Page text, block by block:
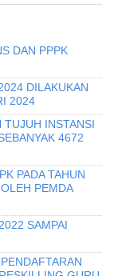
DAN PPPK
DILAKUKAN
2024
TUJUH INSTANSI
4672
PADA TAHUN
PEMDA
SAMPAI